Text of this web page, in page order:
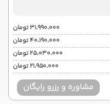
۳۱٬۹۹۰٬۰۰۰ تومان
۴۰٬۱۹۰٬۰۰۰ تومان
۲۵٬۰۳۰٬۰۰۰ تومان
۲۱٬۹۵۰٬۰۰۰ تومان
مشاوره و رزرو رایگان